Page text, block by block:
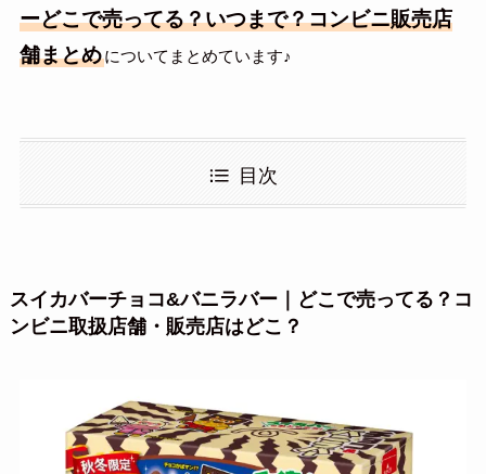
ーどこで売ってる？いつまで？コンビニ販売店
舗まとめについてまとめています♪
目次
スイカバーチョコ&バニラバー｜どこで売ってる？コ
ンビニ取扱店舗・販売店はどこ？